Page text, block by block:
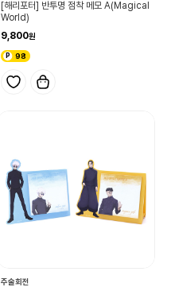
[해리포터] 반투명 점착 메모 A(Magical
World)
9,800
98
주술회전